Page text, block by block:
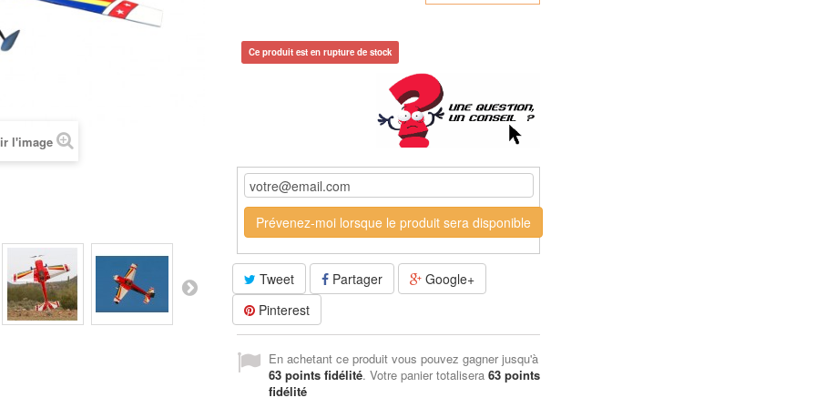
l'image
Ce produit est en rupture de stock
Prévenez-moi lorsque le produit sera disponible
Tweet Partager
Google+
Pinterest
En achetant ce produit vous pouvez gagner jusqu'à
63 points fidélité. Votre panier totalisera63 points
fidélité